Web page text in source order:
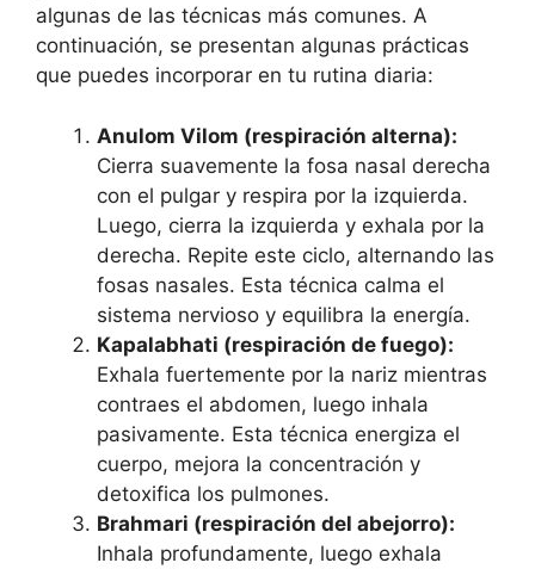
algunas de las técnicas más comunes. A
continuación, se presentan algunas prácticas
que puedes incorporar en tu rutina diaria:
Anulom Vilom (respiración alterna):
Cierra suavemente la fosa nasal derecha
con el pulgar y respira por la izquierda.
Luego, cierra la izquierda y exhala por la
derecha. Repite este ciclo, alternando las
fosas nasales. Esta técnica calma el
sistema nervioso y equilibra la energía.
Kapalabhati (respiración de fuego):
Exhala fuertemente por la nariz mientras
contraes el abdomen, luego inhala
pasivamente. Esta técnica energiza el
cuerpo, mejora la concentración y
detoxifica los pulmones.
Brahmari (respiración del abejorro):
Inhala profundamente, luego exhala